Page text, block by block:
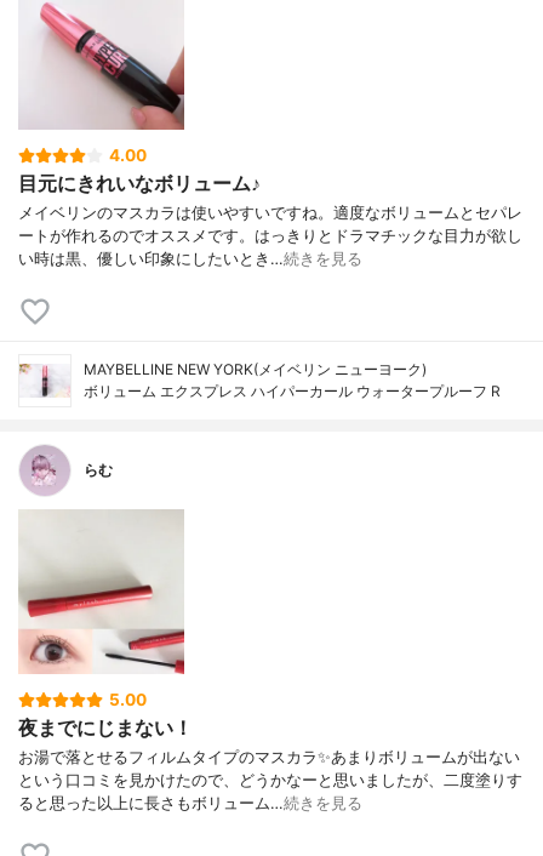
4.00
目元にきれいなボリューム♪
メイベリンのマスカラは使いやすいですね。適度なボリュームとセパレ
ートが作れるのでオススメです。はっきりとドラマチックな目力が欲し
い時は黒、優しい印象にしたいとき…続きを見る
MAYBELLINE NEW YORK(メイベリン ニューヨーク)
ボリューム エクスプレス ハイパーカール ウォータープルーフ R
らむ
5.00
夜までにじまない！
お湯で落とせるフィルムタイプのマスカラ✨あまりボリュームが出ない
という口コミを見かけたので、どうかなーと思いましたが、二度塗りす
ると思った以上に長さもボリューム…続きを見る